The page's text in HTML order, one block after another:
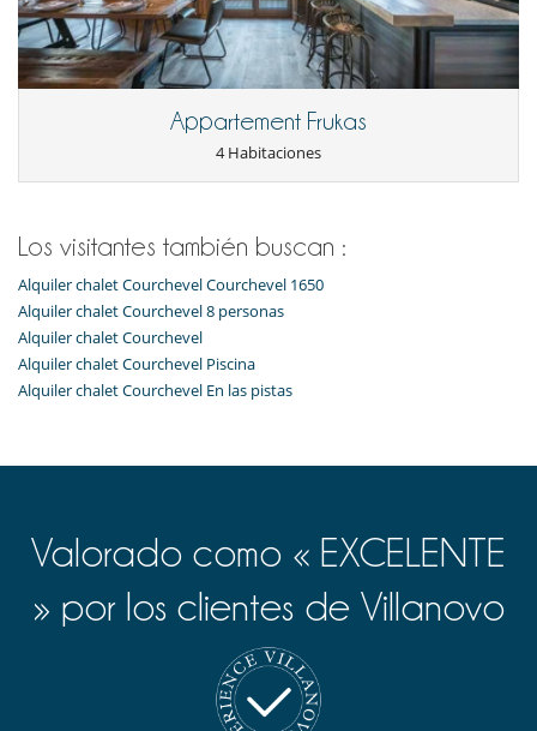
Appartement Frukas
4 Habitaciones
Los visitantes también buscan :
Alquiler chalet Courchevel Courchevel 1650
Alquiler chalet Courchevel 8 personas
Alquiler chalet Courchevel
Alquiler chalet Courchevel Piscina
Alquiler chalet Courchevel En las pistas
Valorado como « EXCELENTE
» por los clientes de Villanovo